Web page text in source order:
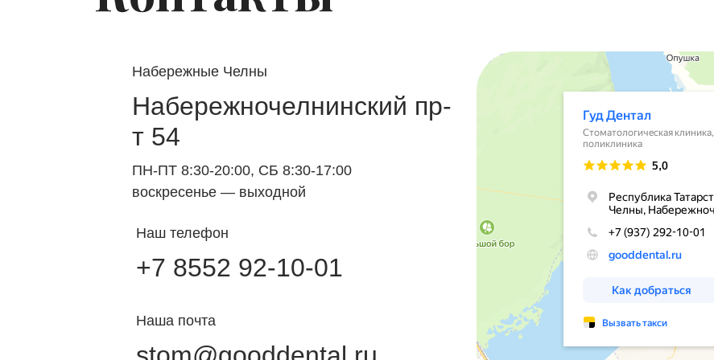
Набережные Челны
Набережночелнинский пр-
т 54
ПН-ПТ 8:30-20:00, СБ 8:30-17:00
воскресенье — выходной
Наш телефон
+7 8552 92-10-01
Наша почта